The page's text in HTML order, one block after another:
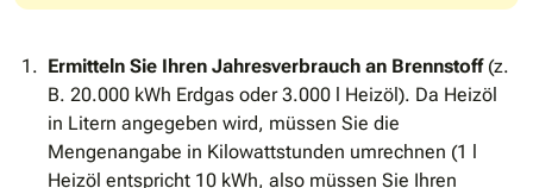
Ermitteln Sie Ihren Jahresverbrauch an Brennstoff (z.
B. 20.000 kWh Erdgas oder 3.000 l Heizöl). Da Heizöl
in Litern angegeben wird, müssen Sie die
Mengenangabe in Kilowattstunden umrechnen (1 l
Heizöl entspricht 10 kWh, also müssen Sie Ihren